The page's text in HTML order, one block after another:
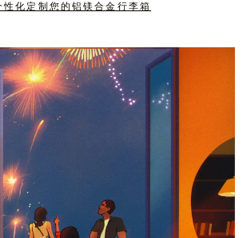
性化定制您的铝镁合金行李箱